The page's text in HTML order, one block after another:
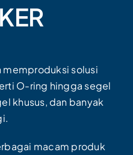
solusi
O-ring hingga segel
khusus, dan banyak
macam produk